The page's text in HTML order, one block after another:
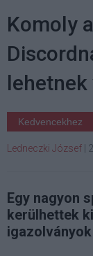
Komoly
lehetnek
Kedvencekhez
Ledneczki József
Egy nagyon
kerülhettek